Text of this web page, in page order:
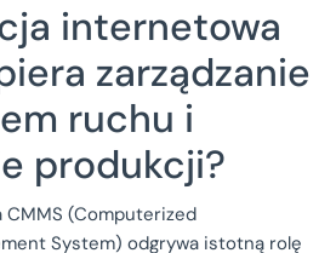
internetowa
zarządzanie
ruchu i
produkcji?
(Computerized
System) odgrywa istotną rolę